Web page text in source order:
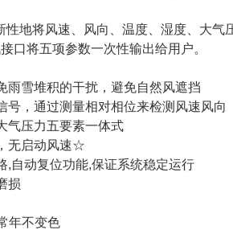
将风速、风向、温度、湿度、大气
口将五项参数一次性输出给用户。
雪堆积的干扰，避免自然风遮挡
通过测量相对相位来检测风速风向
压力五要素一体式
无启动风速☆
动复位功能,保证系统稳定运行
损
不变色